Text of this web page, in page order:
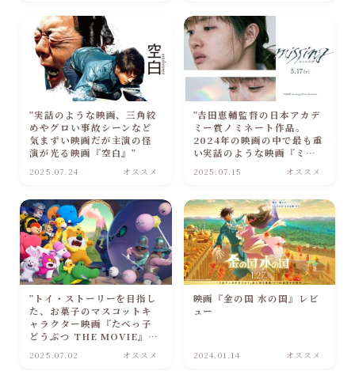
”実話のような映画、三角絞
めやグロい事故シーンなど
気まずい映画だが主演の怪
演が光る映画『空白』”
2025.07.24 オススメ
”𠮷田恵輔監督の日本アカデ
ミー賞ノミネート作品。
2024年の映画の中で最も重
い実話のような映画『ミッ
2025.07.15 オススメ
”トイ・ストーリーを目指し
た、お菓子のマスコットキ
ャラクター映画『たべっ子
どうぶつ THE MOVIE』レ
2025.07.02 オススメ
映画『金の国 水の国』レビ
ュー
2024.01.14 オススメ